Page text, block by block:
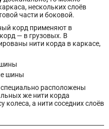
нескольких слоёв
части и боковой.
корд применяют в
— в грузовых. В
нити корда в каркасе,
шины
расположены
же нити корда
колеса, а нити соседних слоёв